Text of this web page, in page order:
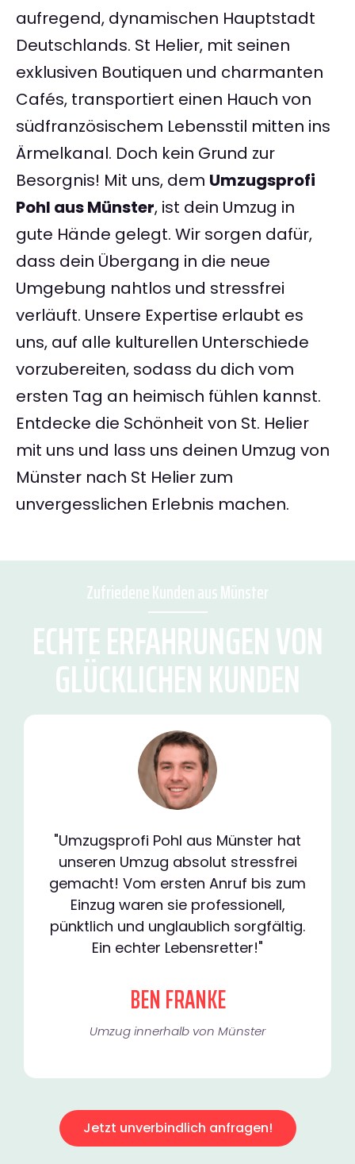
aufregend, dynamischen Hauptstadt
Deutschlands. St Helier, mit seinen
exklusiven Boutiquen und charmanten
Cafés, transportiert einen Hauch von
südfranzösischem Lebensstil mitten ins
Ärmelkanal. Doch kein Grund zur
Besorgnis! Mit uns, dem Umzugsprofi
Pohl aus Münster, ist dein Umzug in
gute Hände gelegt. Wir sorgen dafür,
dass dein Übergang in die neue
Umgebung nahtlos und stressfrei
verläuft. Unsere Expertise erlaubt es
uns, auf alle kulturellen Unterschiede
vorzubereiten, sodass du dich vom
ersten Tag an heimisch fühlen kannst.
Entdecke die Schönheit von St. Helier
mit uns und lass uns deinen Umzug von
Münster nach St Helier zum
unvergesslichen Erlebnis machen.
Zufriedene Kunden aus Münster
ECHTE ERFAHRUNGEN VON
GLÜCKLICHEN KUNDEN
"Umzugsprofi Pohl aus Münster hat
unseren Umzug absolut stressfrei
gemacht! Vom ersten Anruf bis zum
Einzug waren sie professionell,
pünktlich und unglaublich sorgfältig.
Ein echter Lebensretter!"
BEN FRANKE
Umzug innerhalb von Münster​
Jetzt unverbindlich anfragen!